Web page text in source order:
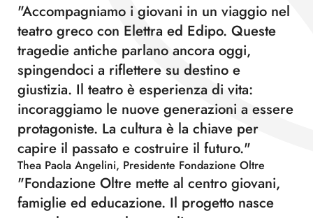
"Accompagniamo i giovani in un viaggio nel
teatro greco con Elettra ed Edipo. Queste
tragedie antiche parlano ancora oggi,
spingendoci a riflettere su destino e
giustizia. Il teatro è esperienza di vita:
incoraggiamo le nuove generazioni a essere
protagoniste. La cultura è la chiave per
capire il passato e costruire il futuro."
Thea Paola Angelini, Presidente Fondazione Oltre
"Fondazione Oltre mette al centro giovani,
famiglie ed educazione. Il progetto nasce